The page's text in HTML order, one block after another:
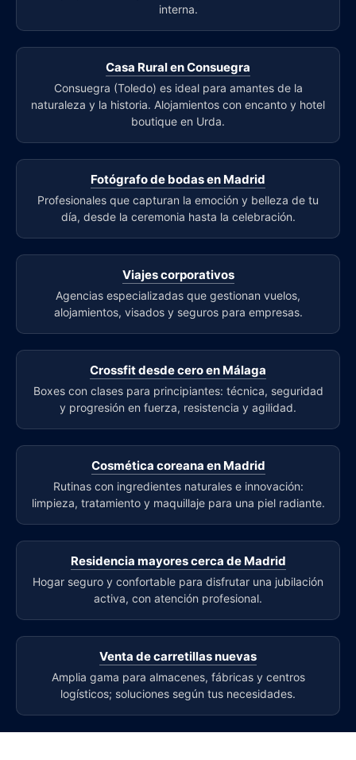
interna.
Casa Rural en Consuegra
Consuegra (Toledo) es ideal para amantes de la
naturaleza y la historia. Alojamientos con encanto y hotel
boutique en Urda.
Fotógrafo de bodas en Madrid
Profesionales que capturan la emoción y belleza de tu
día, desde la ceremonia hasta la celebración.
Viajes corporativos
Agencias especializadas que gestionan vuelos,
alojamientos, visados y seguros para empresas.
Crossfit desde cero en Málaga
Boxes con clases para principiantes: técnica, seguridad
y progresión en fuerza, resistencia y agilidad.
Cosmética coreana en Madrid
Rutinas con ingredientes naturales e innovación:
limpieza, tratamiento y maquillaje para una piel radiante.
Residencia mayores cerca de Madrid
Hogar seguro y confortable para disfrutar una jubilación
activa, con atención profesional.
Venta de carretillas nuevas
Amplia gama para almacenes, fábricas y centros
logísticos; soluciones según tus necesidades.